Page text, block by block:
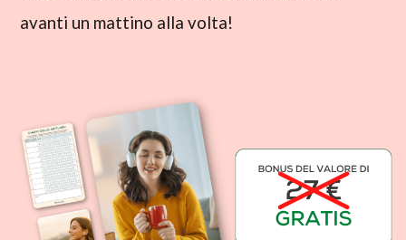
avanti un mattino alla volta!